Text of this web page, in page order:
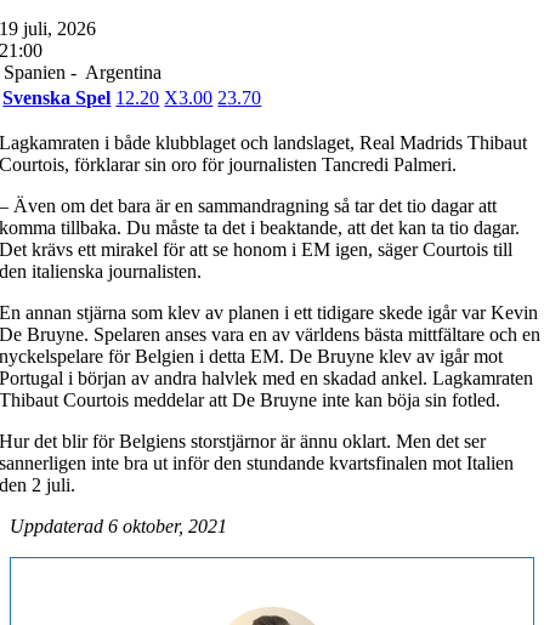
19 juli, 2026
21:00
Spanien - Argentina
Svenska Spel 12.20 X3.00 23.70
Lagkamraten i både klubblaget och landslaget, Real Madrids Thibaut
Courtois, förklarar sin oro för journalisten Tancredi Palmeri.
– Även om det bara är en sammandragning så tar det tio dagar att
komma tillbaka. Du måste ta det i beaktande, att det kan ta tio dagar.
Det krävs ett mirakel för att se honom i EM igen, säger Courtois till
den italienska journalisten.
En annan stjärna som klev av planen i ett tidigare skede igår var Kevin
De Bruyne. Spelaren anses vara en av världens bästa mittfältare och en
nyckelspelare för Belgien i detta EM. De Bruyne klev av igår mot
Portugal i början av andra halvlek med en skadad ankel. Lagkamraten
Thibaut Courtois meddelar att De Bruyne inte kan böja sin fotled.
Hur det blir för Belgiens storstjärnor är ännu oklart. Men det ser
sannerligen inte bra ut inför den stundande kvartsfinalen mot Italien
den 2 juli.
Uppdaterad 6 oktober, 2021